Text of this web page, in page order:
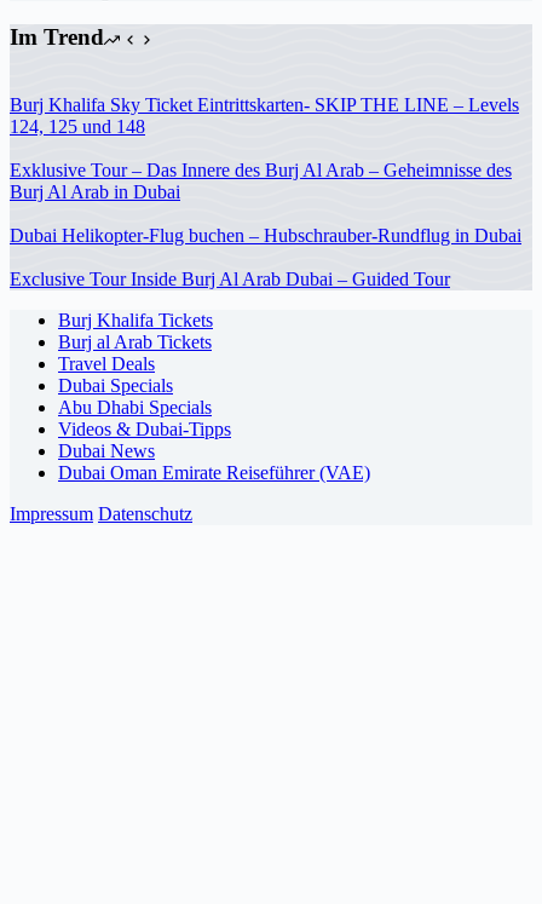
Im Trend
Burj Khalifa Sky Ticket Eintrittskarten- SKIP THE LINE – Levels
124, 125 und 148
Exklusive Tour – Das Innere des Burj Al Arab – Geheimnisse des
Burj Al Arab in Dubai
Dubai Helikopter-Flug buchen – Hubschrauber-Rundflug in Dubai
Exclusive Tour Inside Burj Al Arab Dubai – Guided Tour
Burj Khalifa Tickets
Burj al Arab Tickets
Travel Deals
Dubai Specials
Abu Dhabi Specials
Videos & Dubai-Tipps
Dubai News
Dubai Oman Emirate Reiseführer (VAE)
Impressum Datenschutz